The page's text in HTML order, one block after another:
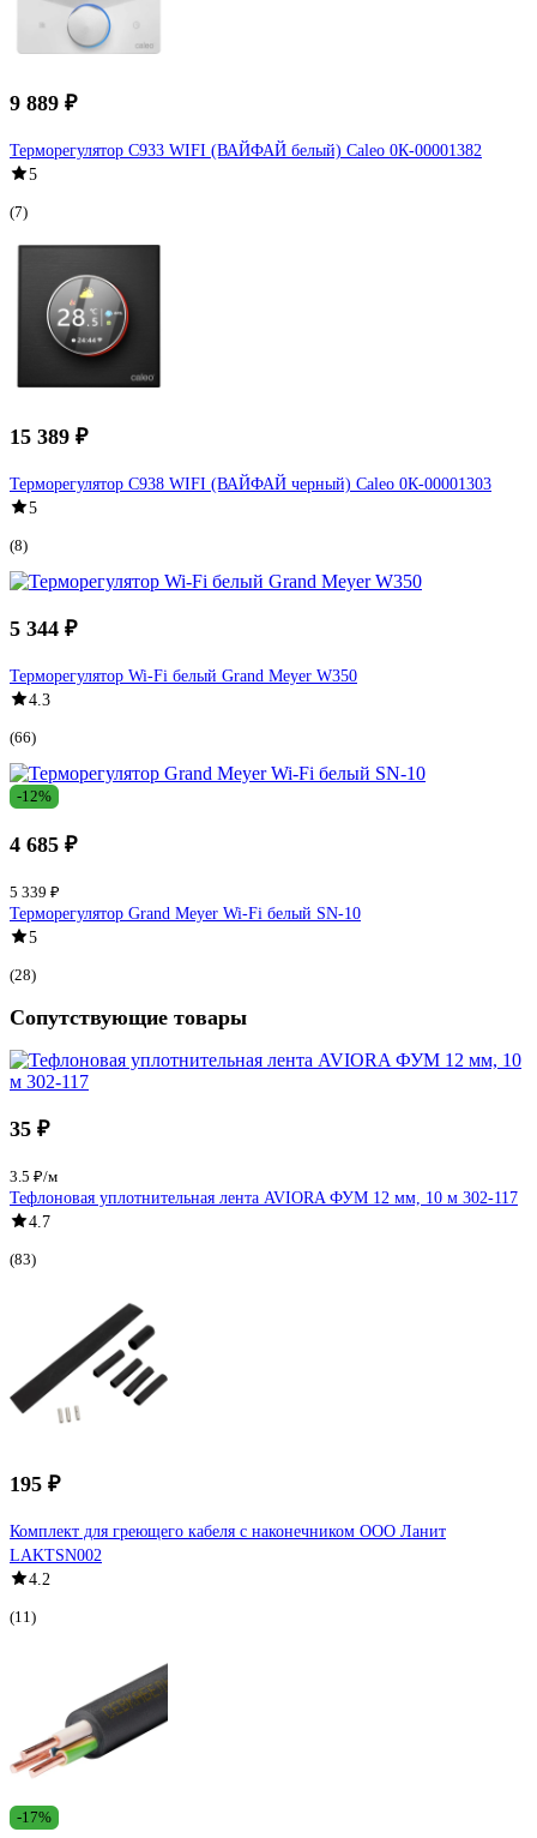
9 889 ₽
Терморегулятор C933 WIFI (ВАЙФАЙ белый) Caleo 0К-00001382
5
(7)
15 389 ₽
Терморегулятор C938 WIFI (ВАЙФАЙ черный) Caleo 0К-00001303
5
(8)
5 344 ₽
Терморегулятор Wi-Fi белый Grand Meyer W350
4.3
(66)
-12%
4 685 ₽
5 339 ₽
Терморегулятор Grand Meyer Wi-Fi белый SN-10
5
(28)
Сопутствующие товары
35 ₽
3.5 ₽/м
Тефлоновая уплотнительная лента AVIORA ФУМ 12 мм, 10 м 302-117
4.7
(83)
195 ₽
Комплект для греющего кабеля с наконечником ООО Ланит
LAKTSN002
4.2
(11)
-17%